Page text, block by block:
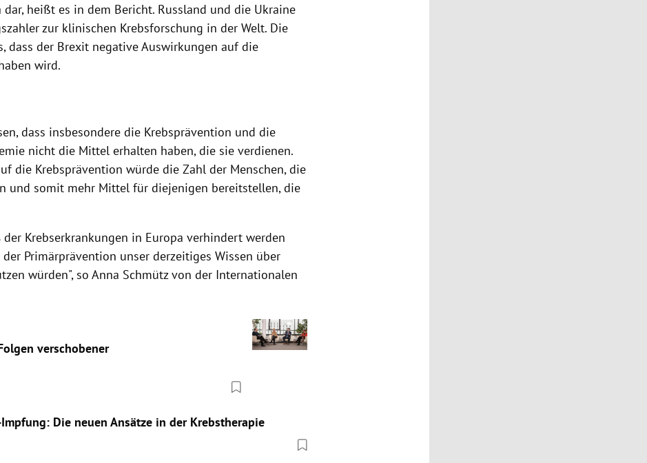
heißt es in dem Bericht. Russland und die Ukraine
zur klinischen Krebsforschung in der Welt. Die
dass der Brexit negative Auswirkungen auf die
wird.
dass insbesondere die Krebsprävention und die
nicht die Mittel erhalten haben, die sie verdienen.
die Krebsprävention würde die Zahl der Menschen, die
und somit mehr Mittel für diejenigen bereitstellen, die
der Krebserkrankungen in Europa verhindert werden
Primärprävention unser derzeitiges Wissen über
würden", so Anna Schmütz von der Internationalen
verschobener
Die neuen Ansätze in der Krebstherapie